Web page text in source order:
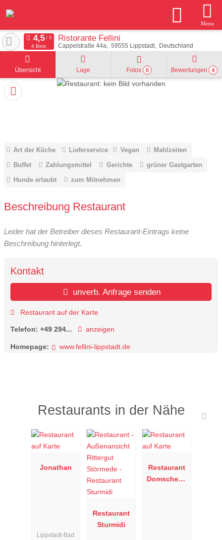
Menu
Ristorante Fellini
Cappelstraße 44a 59555 Lippstadt Deutschland
4 Bew.
Übersicht Lage Fotos 0 Bewertungen 4
Art der Küche Lieferservice Vegan
Mahlzeiten
Buffet
Zahlungsmittel Gerichte
grüner Gastgarten
Hunde erlaubt
zum Mitnehmen
Beschreibung Restaurant
Leider hat der Betreiber dieses Restaurant-Eintrags keine
Beschreibung hinterlegt.
Kontakt
unverb. Anfrage senden
Restaurant auf der Karte
Telefon: +49 294... anzeigen
Homepage: www.fellini-lippstadt.de
Restaurants in der Nähe
Jonathan
Lippstadt-Bad
Restaurant
Sturmidi
Restaurant
Domschenk